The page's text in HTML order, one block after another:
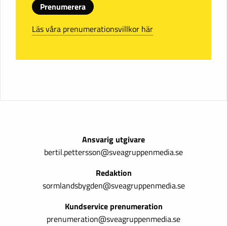
Prenumerera
Läs våra prenumerationsvillkor här
Ansvarig utgivare
bertil.pettersson@sveagruppenmedia.se
Redaktion
sormlandsbygden@sveagruppenmedia.se
Kundservice prenumeration
prenumeration@sveagruppenmedia.se